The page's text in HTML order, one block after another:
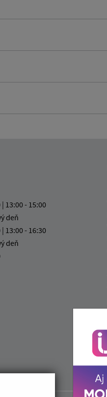
13:00 - 15:00
deň
13:00 - 16:30
deň